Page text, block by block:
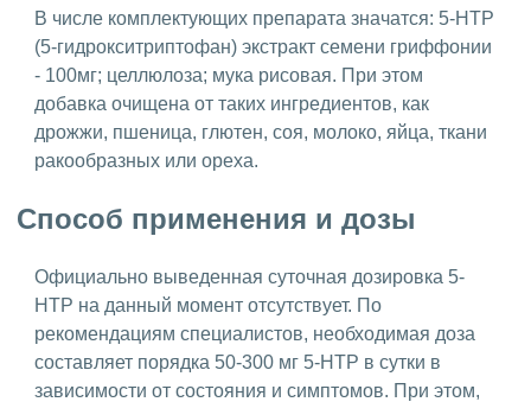
В числе комплектующих препарата значатся: 5-HTP
(5-гидрокситриптофан) экстракт семени гриффонии
- 100мг; целлюлоза; мука рисовая. При этом
добавка очищена от таких ингредиентов, как
дрожжи, пшеница, глютен, соя, молоко, яйца, ткани
ракообразных или ореха.
Способ применения и дозы
Официально выведенная суточная дозировка 5-
HTP на данный момент отсутствует. По
рекомендациям специалистов, необходимая доза
составляет порядка 50-300 мг 5-HTP в сутки в
зависимости от состояния и симптомов. При этом,